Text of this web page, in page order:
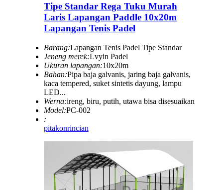
Tipe Standar Rega Tuku Murah
Laris Lapangan Paddle 10x20m
Lapangan Tenis Padel
Barang:Lapangan Tenis Padel Tipe Standar
Jeneng merek:Lvyin Padel
Ukuran lapangan:10x20m
Bahan:Pipa baja galvanis, jaring baja galvanis,
kaca tempered, suket sintetis dayung, lampu
LED...
Werna:ireng, biru, putih, utawa bisa disesuaikan
Model:PC-002
:
pitakonrincian